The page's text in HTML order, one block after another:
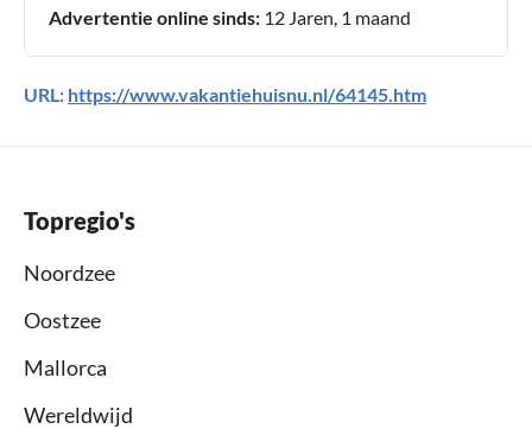
Advertentie online sinds: 12 Jaren, 1 maand
URL: https://www.vakantiehuisnu.nl/64145.htm
Topregio's
Noordzee
Oostzee
Mallorca
Wereldwijd